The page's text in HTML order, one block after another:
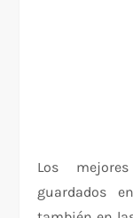
Los
guardados